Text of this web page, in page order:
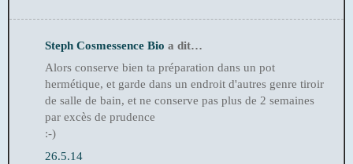
Steph Cosmessence Bio a dit…
Alors conserve bien ta préparation dans un pot
hermétique, et garde dans un endroit d'autres genre tiroir
de salle de bain, et ne conserve pas plus de 2 semaines
par excès de prudence
:-)
26.5.14